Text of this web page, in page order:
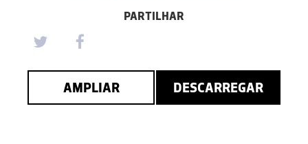
PARTILHAR
AMPLIAR DESCARREGAR